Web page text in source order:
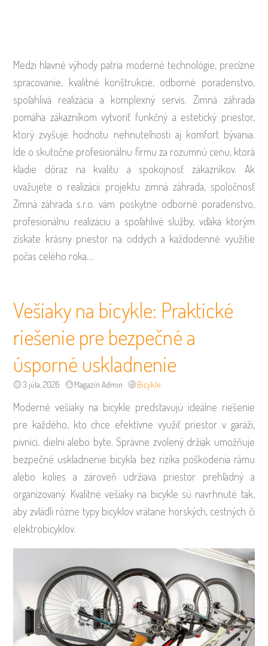
Medzi hlavné výhody patria moderné technológie, precízne
spracovanie, kvalitné konštrukcie, odborné poradenstvo,
spoľahlivá realizácia a komplexný servis. Zimná záhrada
pomáha zákazníkom vytvoriť funkčný a estetický priestor,
ktorý zvyšuje hodnotu nehnuteľnosti aj komfort bývania.
Ide o skutočne profesionálnu firmu za rozumnú cenu, ktorá
kladie dôraz na kvalitu a spokojnosť zákazníkov. Ak
uvažujete o realizácii projektu zimná záhrada, spoločnosť
Zimná záhrada s.r.o. vám poskytne odborné poradenstvo,
profesionálnu realizáciu a spoľahlivé služby, vďaka ktorým
získate krásny priestor na oddych a každodenné využitie
počas celého roka.…
Vešiaky na bicykle: Praktické
riešenie pre bezpečné a
úsporné uskladnenie
3 júla, 2026 Magazín Admin Bicykle
Moderné vešiaky na bicykle predstavujú ideálne riešenie
pre každého, kto chce efektívne využiť priestor v garáži,
pivnici, dielni alebo byte. Správne zvolený držiak umožňuje
bezpečné uskladnenie bicykla bez rizika poškodenia rámu
alebo kolies a zároveň udržiava priestor prehľadný a
organizovaný. Kvalitné vešiaky na bicykle sú navrhnuté tak,
aby zvládli rôzne typy bicyklov vrátane horských, cestných či
elektrobicyklov.